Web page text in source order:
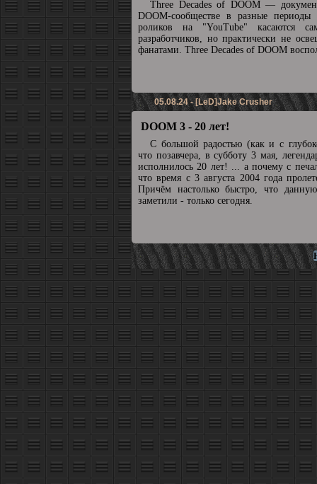
Three Decades of DOOM —
DOOM-сообществе в разные периоды
роликов на "YouTube" касаются
разработчиков, но практически не
фанатами. Three Decades of DOOM
05.08.24 - [LeD]Jake Crusher
DOOM 3 - 20 лет!
С большой радостью (как и с
что позавчера, в субботу 3 мая,
исполнилось 20 лет! ... а почему с
что время с 3 августа 2004 года
Причём настолько быстро, что
заметили - только сегодня.